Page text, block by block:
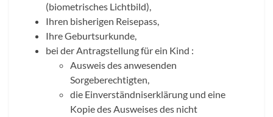
(biometrisches Lichtbild),
Ihren bisherigen Reisepass,
Ihre Geburtsurkunde,
bei der Antragstellung für ein Kind :
Ausweis des anwesenden
Sorgeberechtigten,
die Einverständniserklärung und eine
Kopie des Ausweises des nicht